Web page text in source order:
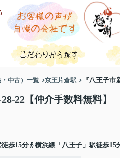
中古）一覧 京王片倉駅 『八王子
28-22【仲介手数料無料】
歩15分 横浜線「八王子」駅徒歩15